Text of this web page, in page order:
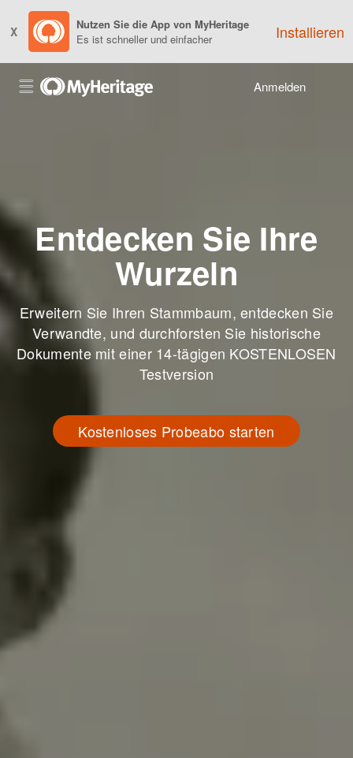
X
Nutzen Sie die App von MyHeritage
Es ist schneller und einfacher
Installieren
Anmelden
Entdecken Sie Ihre
Wurzeln
Erweitern Sie Ihren Stammbaum, entdecken Sie
Verwandte, und durchforsten Sie historische
Dokumente mit einer 14-tägigen KOSTENLOSEN
Testversion
Kostenloses Probeabo starten